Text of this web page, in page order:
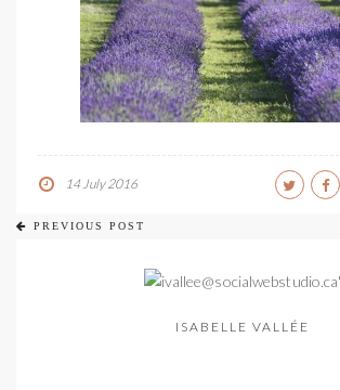
14 July 2016
PREVIOUS POST
ISABELLE VALLÉE